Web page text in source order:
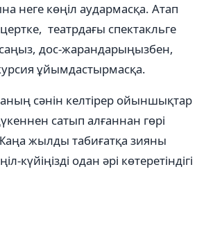
неге көңіл аудармасқа. Атап
театрдағы спектакльге
дос-жарандарыңызбен,
ұйымдастырмасқа.
сәнін келтірер ойыншықтар
сатып алғаннан гөрі
жылды табиғатқа зияны
одан әрі көтеретіндігі